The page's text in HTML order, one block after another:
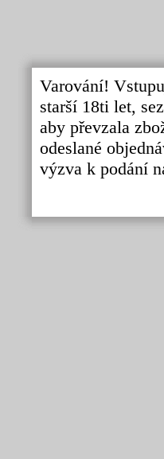
Varování!
starší 18ti let,
aby převzala
odeslané
výzva k podání